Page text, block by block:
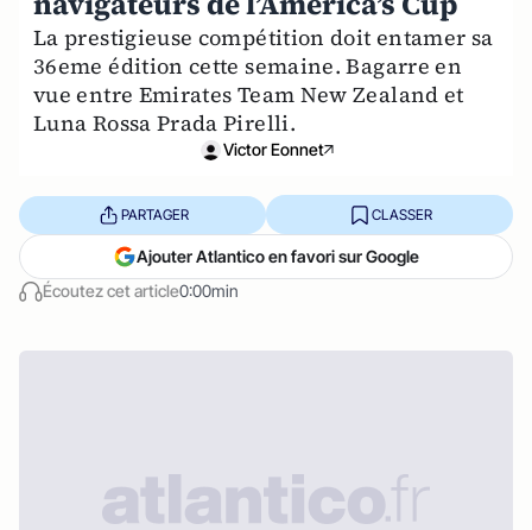
La prestigieuse compétition doit entamer sa
36eme édition cette semaine. Bagarre en
vue entre Emirates Team New Zealand et
Luna Rossa Prada Pirelli.
Victor Eonnet
Écoutez cet article0:00min
PARTAGER CLASSER
Ajouter Atlantico en favori sur Google